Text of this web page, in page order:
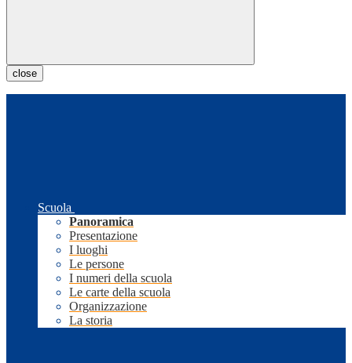
close
Scuola
Panoramica
Presentazione
I luoghi
Le persone
I numeri della scuola
Le carte della scuola
Organizzazione
La storia